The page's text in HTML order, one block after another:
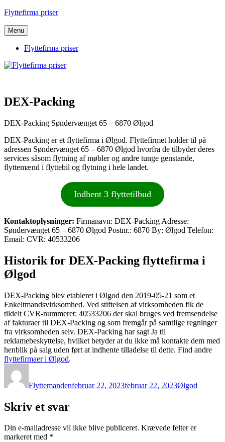
Videre
indhold
Flyttefirma priser
Menu
Flyttefirma priser
DEX-Packing
DEX-Packing Søndervænget 65 – 6870 Ølgod
DEX-Packing er et flyttefirma i Ølgod. Flyttefirmet holder til på
adressen Søndervænget 65 – 6870 Ølgod hvorfra de tilbyder deres
services såsom flytning af møbler og andre tunge genstande,
flyttemænd i flyttebil og flytning i hele landet.
Indhent 3 flyttetilbud
Kontaktoplysninger: Firmanavn: DEX-Packing Adresse:
Søndervænget 65 – 6870 Ølgod Postnr.: 6870 By: Ølgod Telefon:
Email: CVR: 40533206
Historik for DEX-Packing flyttefirma i
Ølgod
DEX-Packing blev etableret i Ølgod den 2019-05-21 som et
Enkeltmandsvirksomhed. Ved stiftelsen af virksomheden fik de
tildelt CVR-nummeret: 40533206 der skal bruges ved fremsendelse
af fakturaer til DEX-Packing og som fremgår på samtlige regninger
fra virksomheden selv. DEX-Packing har sagt Ja til
reklamebeskyttelse, hvilket betyder at du ikke må kontakte dem med
henblik på salg uden ført at indhente tilladelse til dette. Find andre
flyttefirmaer i Ølgod.
Flyttemandenfebruar 22, 2023februar 22, 2023Ølgod
Skriv et svar
Din e-mailadresse vil ikke blive publiceret. Krævede felter er
markeret med *